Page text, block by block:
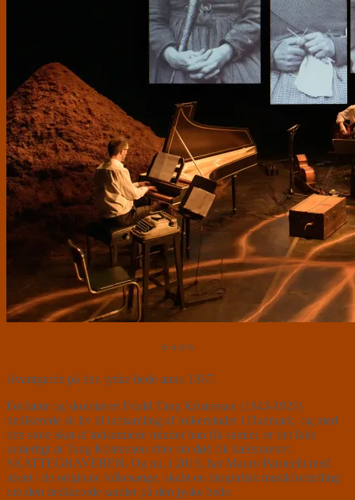
⭐⭐⭐⭐
Avantgarde på den jyske hede anno 1867.
Forfatter og skolelærer Evald Tang Kristensen (1843-1929)
dedikerede sit liv til indsamling af folkeminder i Danmark, og med
den store skat af indsamlede minder han fik samlet, er det ikke
underligt at Tang Kristensen efter sin død fik kælenavnet
SKATTEGRAVEREN. Og nu, i 2019, har Mauro Patricelli med
afsæt i de originale folkesange, skabt en biografisk musikfortælling
om den dedikerede samler på den jyske hede.